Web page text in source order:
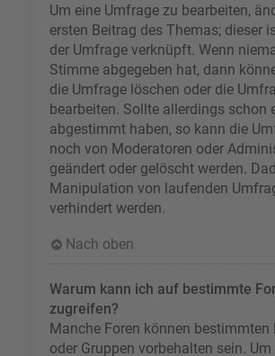
Um eine Umfrage zu bearbeiten,
ersten Beitrag des Themas; dieser
der Umfrage verknüpft. Wenn
Stimme abgegeben hat, dann
die Umfrage löschen oder die
bearbeiten. Sollte allerdings schon
abgestimmt haben, so kann die
noch von Moderatoren oder
geändert oder gelöscht werden.
Manipulation von laufenden
verhindert werden.
Nach oben
Warum kann ich auf bestimmte
zugreifen?
Manche Foren können bestimmten
oder Gruppen vorbehalten sein. Um